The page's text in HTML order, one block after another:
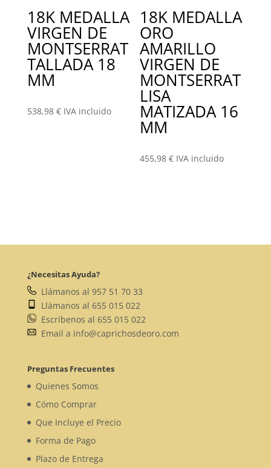
18K MEDALLA
VIRGEN DE
MONTSERRAT
TALLADA 18
MM
538,98 € IVA incluido
18K MEDALLA
ORO
AMARILLO
VIRGEN DE
MONTSERRAT
LISA
MATIZADA 16
MM
455,98€ IVA incluido
¿Necesitas Ayuda?
Llámanos al 957 51 70 33
Llámanos al 655 015 022
Escríbenos al 655 015 022
Email a info@caprichosdeoro.com
Preguntas Frecuentes
Quienes Somos
Cómo Comprar
Que Incluye el Precio
Forma de Pago
Plazo de Entrega